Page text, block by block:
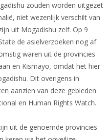
zouden worden uitgezet
niet wezenlijk verschilt van
uit Mogadishu zelf. Op 9
de asielverzoeken nog af
waren uit de provincies
en Kismayo, omdat het hier
Dit overigens in
aanzien van deze gebieden
en Human Rights Watch.
uit de genoemde provincies